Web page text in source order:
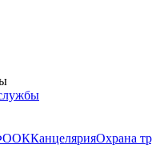
ОККанцелярияОхрана